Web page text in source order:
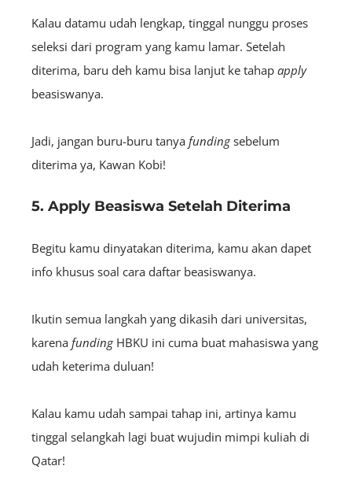
Kalau datamu udah lengkap, tinggal nunggu proses
seleksi dari program yang kamu lamar. Setelah
diterima, baru deh kamu bisa lanjut ke tahap apply
beasiswanya.
Jadi, jangan buru-buru tanya fundingsebelum
diterima ya, Kawan Kobi!
5. Apply Beasiswa Setelah Diterima
Begitu kamu dinyatakan diterima, kamu akan dapet
info khusus soal cara daftar beasiswanya.
Ikutin semua langkah yang dikasih dari universitas,
karena fundingHBKU ini cuma buat mahasiswa yang
udah keterima duluan!
Kalau kamu udah sampai tahap ini, artinya kamu
tinggal selangkah lagi buat wujudin mimpi kuliah di
Qatar!